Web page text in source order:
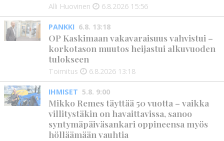
Alli Huovinen 6.8.2026 15:56
PANKKI 6.8. 13:18
OP Kaskimaan vakavaraisuus vahvistui –
korkotason muutos heijastui alkuvuoden
tulokseen
Toimitus 6.8.2026 13:18
IHMISET 5.8. 9:00
Mikko Remes täyttää 50 vuotta – vaikka
villitystäkin on havaittavissa, sanoo
syntymäpäiväsankari oppineensa myös
hölläämään vauhtia